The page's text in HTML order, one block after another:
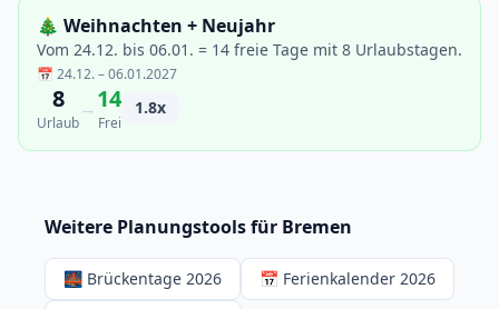
🎄 Weihnachten + Neujahr
Vom 24.12. bis 06.01. = 14 freie Tage mit 8 Urlaubstagen.
📅 24.12. – 06.01.2027
8
Urlaub
→ 14
Frei
1.8x
Weitere Planungstools für Bremen
🌉 Brückentage 2026
📅 Ferienkalender 2026